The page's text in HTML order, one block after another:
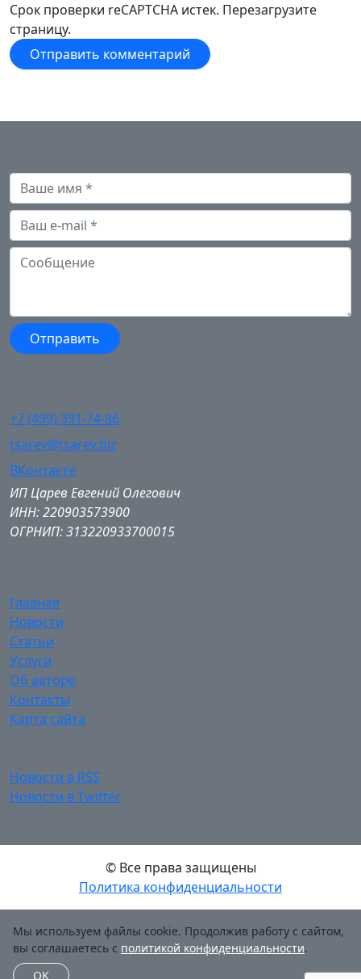
Срок проверки reCAPTCHA истек. Перезагрузите
страницу.
+7 (499) 391-74-86
tsarev@tsarev.biz
ВКонтакте
ИП Царев Евгений Олегович
ИНН: 220903573900
ОГРНИП: 313220933700015
Главная
Новости
Статьи
Услуги
Об авторе
Контакты
Карта сайта
Новости в RSS
Новости в Twitter
© Все права защищены
Политика конфиденциальности
Мы используем файлы cookie. Продолжив работу с сайтом,
вы соглашаетесь с политикой конфиденциальности.
OK